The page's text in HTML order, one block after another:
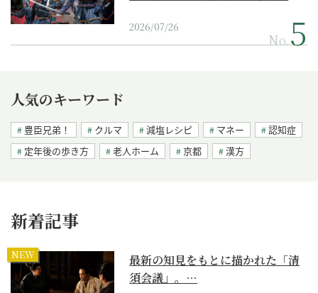
2026/07/26
No.
人気のキーワード
豊臣兄弟！ クルマ 減塩レシピ マネー
認知症
定年後の歩き方
老人ホーム 京都 漢方
新着記事
NEW
最新の知見をもとに描かれた「清
須会議」。…